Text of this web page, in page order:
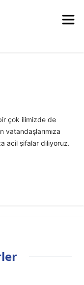
çok ilimizde de
vatandaşlarımıza
acil şifalar diliyoruz.